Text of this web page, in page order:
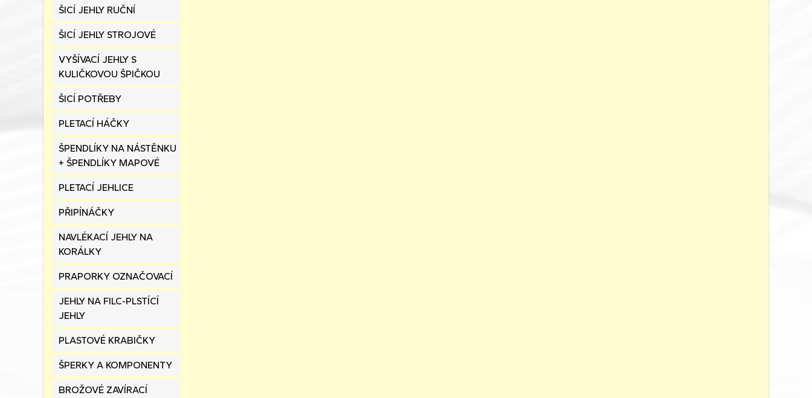
ŠICÍ JEHLY RUČNÍ
ŠICÍ JEHLY STROJOVÉ
VYŠÍVACÍ JEHLY S
KULIČKOVOU ŠPIČKOU
ŠICÍ POTŘEBY
PLETACÍ HÁČKY
ŠPENDLÍKY NA NÁSTĚNKU
+ ŠPENDLÍKY MAPOVÉ
PLETACÍ JEHLICE
PŘIPÍNÁČKY
NAVLÉKACÍ JEHLY NA
KORÁLKY
PRAPORKY OZNAČOVACÍ
JEHLY NA FILC-PLSTÍCÍ
JEHLY
PLASTOVÉ KRABIČKY
ŠPERKY A KOMPONENTY
BROŽOVÉ ZAVÍRACÍ